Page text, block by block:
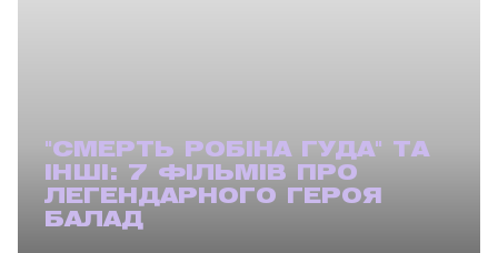
"СМЕРТЬ РОБІНА ГУДА" ТА
ІНШІ: 7 ФІЛЬМІВ ПРО
ЛЕГЕНДАРНОГО ГЕРОЯ
БАЛАД